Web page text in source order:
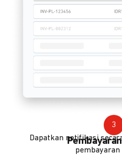
3
Dapatkan notifikasi
pembayaran